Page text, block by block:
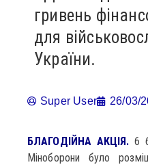
гривень
для
України.
Super User 26/03/
БЛАГОДІЙНА АКЦІЯ. 6
Міноборони було